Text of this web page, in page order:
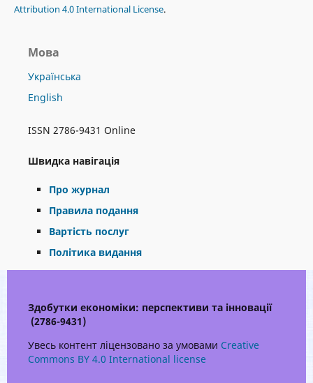
Attribution 4.0 International License.
Мова
Українська
English
ISSN 2786-9431 Online
Швидка навігація
Про журнал
Правила подання
Вартість послуг
Політика видання
Здобутки економіки: перспективи та інновації
(2786-9431)
Увесь контент ліцензовано за умовами Creative
Commons BY 4.0 International license